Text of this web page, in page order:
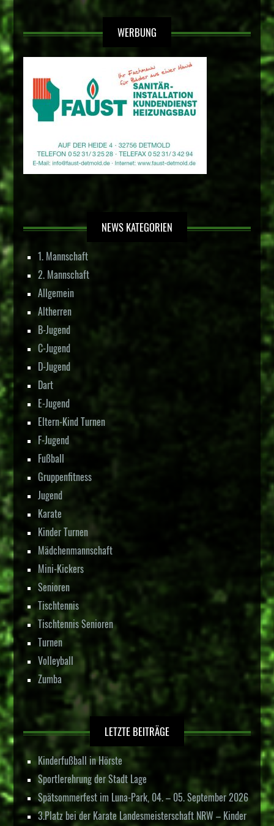
WERBUNG
NEWS KATEGORIEN
1. Mannschaft
2. Mannschaft
Allgemein
Altherren
B-Jugend
C-Jugend
D-Jugend
Dart
E-Jugend
Eltern-Kind Turnen
F-Jugend
Fußball
Gruppenfitness
Jugend
Karate
Kinder Turnen
Mädchenmannschaft
Mini-Kickers
Senioren
Tischtennis
Tischtennis Senioren
Turnen
Volleyball
Zumba
LETZTE BEITRÄGE
Kinderfußball in Hörste
Sportlerehrung der Stadt Lage
Spätsommerfest im Luna-Park, 04. – 05. September 2026
3.Platz bei der Karate Landesmeisterschaft NRW – Kinder